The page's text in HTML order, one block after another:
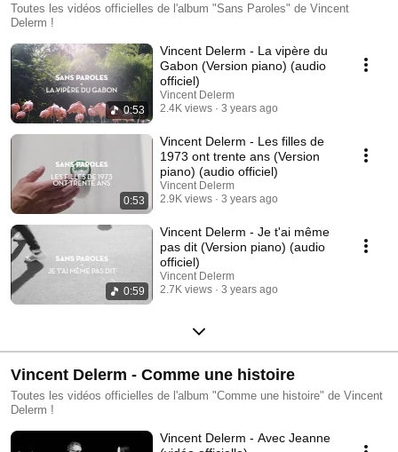
Toutes les vidéos officielles de l'album "Sans Paroles" de Vincent
Delerm !
0:53
Vincent Delerm - La vipère du
Gabon (Version piano) (audio
officiel)
Vincent Delerm
2.4K views
3 years ago
0:53
Vincent Delerm - Les filles de
1973 ont trente ans (Version
piano) (audio officiel)
Vincent Delerm
2.9K views
3 years ago
0:59
Vincent Delerm - Je t'ai même
pas dit (Version piano) (audio
officiel)
Vincent Delerm
2.7K views
3 years ago
Vincent Delerm - Comme une histoire
Toutes les vidéos officielles de l'album "Comme une histoire" de Vincent
Delerm !
Vincent Delerm - Avec Jeanne